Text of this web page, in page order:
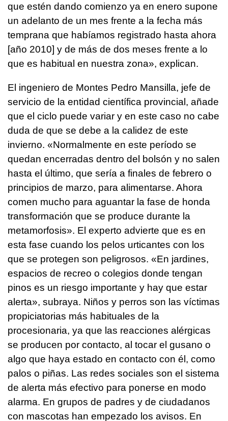
que estén dando comienzo ya en enero supone
un adelanto de un mes frente a la fecha más
temprana que habíamos registrado hasta ahora
[año 2010] y de más de dos meses frente a lo
que es habitual en nuestra zona», explican.
El ingeniero de Montes Pedro Mansilla, jefe de
servicio de la entidad científica provincial, añade
que el ciclo puede variar y en este caso no cabe
duda de que se debe a la calidez de este
invierno. «Normalmente en este período se
quedan encerradas dentro del bolsón y no salen
hasta el último, que sería a finales de febrero o
principios de marzo, para alimentarse. Ahora
comen mucho para aguantar la fase de honda
transformación que se produce durante la
metamorfosis». El experto advierte que es en
esta fase cuando los pelos urticantes con los
que se protegen son peligrosos. «En jardines,
espacios de recreo o colegios donde tengan
pinos es un riesgo importante y hay que estar
alerta», subraya. Niños y perros son las víctimas
propiciatorias más habituales de la
procesionaria, ya que las reacciones alérgicas
se producen por contacto, al tocar el gusano o
algo que haya estado en contacto con él, como
palos o piñas. Las redes sociales son el sistema
de alerta más efectivo para ponerse en modo
alarma. En grupos de padres y de ciudadanos
con mascotas han empezado los avisos. En